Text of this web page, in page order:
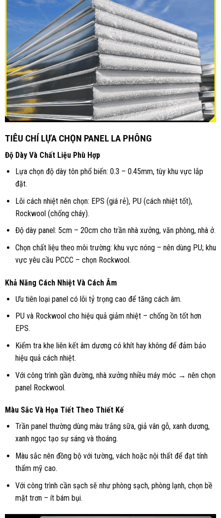
TIÊU CHÍ LỰA CHỌN PANEL LA PHÔNG
Độ Dày Và Chất Liệu Phù Hợp
Lựa chọn độ dày tôn phổ biến: 0.3 – 0.45mm, tùy khu vực lắp
đặt.
Lõi cách nhiệt nên chọn: EPS (giá rẻ), PU (cách nhiệt tốt),
Rockwool (chống cháy).
Độ dày panel: 5cm – 20cm cho trần nhà xưởng, văn phòng, nhà ở.
Chọn chất liệu theo môi trường: khu vực nóng – nên dùng PU; khu
vực yêu cầu PCCC – chọn Rockwool.
Khả Năng Cách Nhiệt Và Cách Âm
Ưu tiên loại panel có lõi tỷ trọng cao để tăng cách âm.
PU và Rockwool cho hiệu quả giảm nhiệt – chống ồn tốt hơn
EPS.
Kiểm tra khe liên kết âm dương có khít hay không để đảm bảo
hiệu quả cách nhiệt.
Với công trình gần đường, nhà xưởng nhiều máy móc → nên chọn
panel Rockwool.
Màu Sắc Và Họa Tiết Theo Thiết Kế
Trần panel thường dùng màu trắng sữa, giả vân gỗ, xanh dương,
xanh ngọc tạo sự sáng và thoáng.
Màu sắc nên đồng bộ với tường, vách hoặc nội thất để đạt tính
thẩm mỹ cao.
Với công trình cần sạch sẽ như phòng sạch, phòng lạnh, chọn bề
mặt trơn – ít bám bụi.